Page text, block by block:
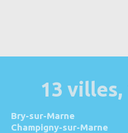
13 villes,
Bry-sur-Marne
Champigny-sur-Marne